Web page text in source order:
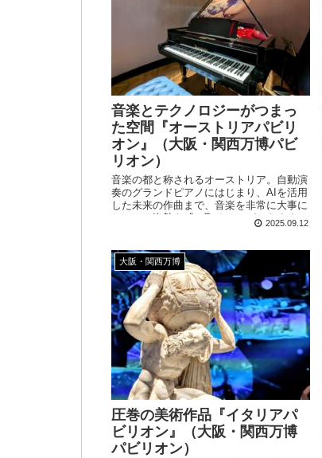
音楽とテクノロジーがつまっ
た空間『オーストリアパビリ
オン』（大阪・関西万博パビ
リオン）
音楽の都と称されるオーストリア。自動演
奏のグランドピアノにはじまり、AIを活用
した未来の作曲まで、音楽を非常に大事に
している姿勢を感じ取ることができます。
実はHydeファン必見なパビリオンです。
2025.09.12
大阪・関西万博
圧巻の美術作品『イタリアパ
ビリオン』（大阪・関西万博
パビリオン）